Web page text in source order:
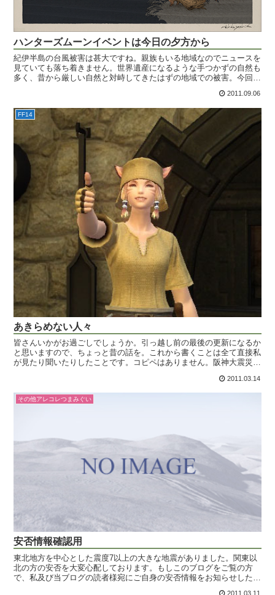
ハンターズムーンイベントは今日の夕方から
紀伊半島の台風被害は甚大ですね。親族もいる地域なのでニュースを
見ていても落ち着きません。世界遺産になるような手つかずの自然も
多く、昔から厳しい自然と対峙してきたはずの地域での被害。今回の
2011.09.06
FF14
あきらめない人々
皆さんいかがお過ごしでしょうか。引っ越し前の最後の更新になるか
と思いますので、ちょっと昔の話を。これから書くことは全て直接私
が見たり聞いたりしたことです。コピペはありません。阪神大震災か
2011.03.14
その他アレコレつまみぐい
安否情報確認用
東北地方を中心とした震度7以上の大きな地震がありました。関東以
北の方の安否を大変心配しております。もしこのブログをご覧の方
で、私及び当ブログの読者様宛にご自身の安否情報をお知らせしたい
2011.03.11